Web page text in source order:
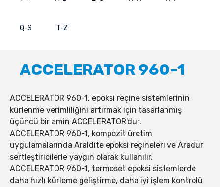
Q-S T-Z
ACCELERATOR 960-1
ACCELERATOR 960-1, epoksi reçine sistemlerinin
kürlenme verimliliğini artırmak için tasarlanmış
üçüncü bir amin ACCELERATOR'dur.
ACCELERATOR 960-1, kompozit üretim
uygulamalarında Araldite epoksi reçineleri ve Aradur
sertleştiricilerle yaygın olarak kullanılır.
ACCELERATOR 960-1, termoset epoksi sistemlerde
daha hızlı kürleme geliştirme, daha iyi işlem kontrolü